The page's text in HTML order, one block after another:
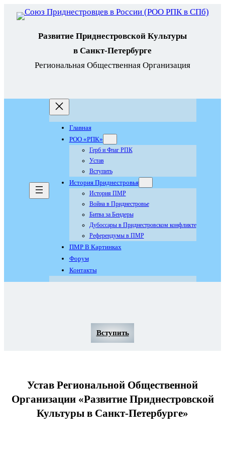
Перейти
содержимомуРазвитие Приднестровской Культуры
в Санкт-Петербурге
Региональная Общественная Организация
Главная
РОО «РПК»
Герб и Флаг РПК
Устав
Вступить
История Приднестровья
История ПМР
Война в Приднестровье
Битва за Бендеры
Дубоссары в Приднестровском конфликте
Референдумы в ПМР
ПМР В Картинках
Форум
Контакты
Вступить
Устав Региональной Общественной
Организации «Развитие Приднестровской
Культуры в Санкт-Петербурге»